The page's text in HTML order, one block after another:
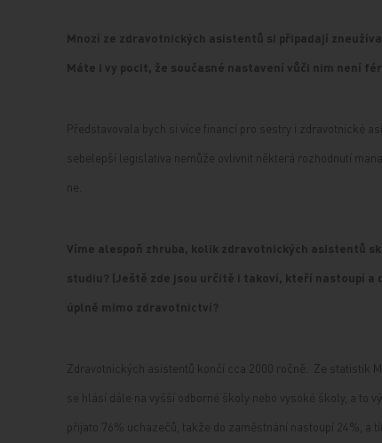
Mnozí ze zdravotnických asistentů si připadají
Máte i vy pocit, že současné nastavení vůči nim není
Představovala bych si více financí pro sestry i zdravotnické
sebelepší legislativa nemůže ovlivnit některá rozhodnutí
ne.
Víme alespoň zhruba, kolik zdravotnických asistentů
studiu? (Ještě zde jsou určitě i takoví, kteří nastoupí
úplně mimo zdravotnictví?
Zdravotnických asistentů končí cca 2000 ročně. Ze statistik
se hlásí dále na vyšší odborné školy nebo vysoké školy, a to
přijato 76% uchazečů, takže do zaměstnání nastoupí 24%, a